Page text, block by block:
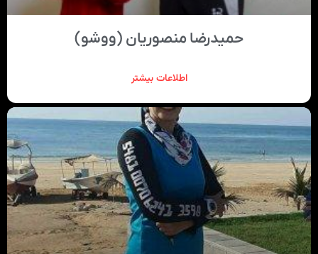
حمیدرضا منصوریان (ووشو)
اطلاعات بیشتر